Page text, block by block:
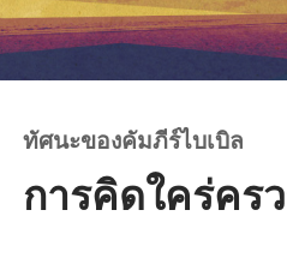
ทัศนะของคัมภีร์ไบเบิล
การคิดใคร่คร